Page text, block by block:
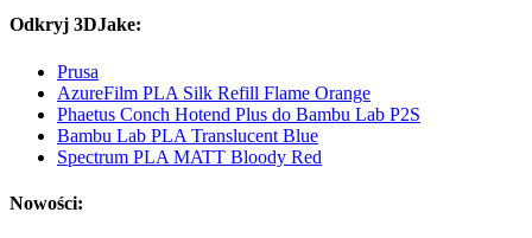
Odkryj 3DJake:
Prusa
AzureFilm PLA Silk Refill Flame Orange
Phaetus Conch Hotend Plus do Bambu Lab P2S
Bambu Lab PLA Translucent Blue
Spectrum PLA MATT Bloody Red
Nowości: